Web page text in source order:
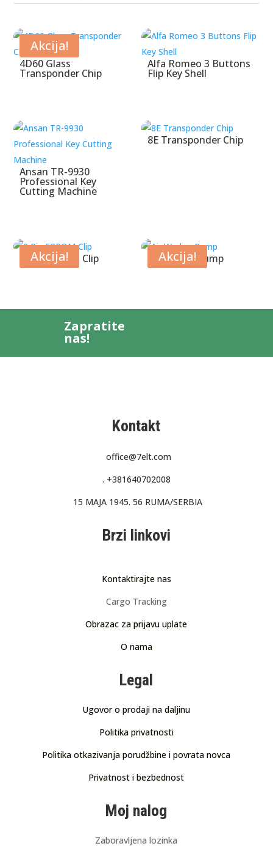
Povezani proizvodi
Akcija!
4D60 Glass
Transponder Chip
Alfa Romeo 3 Buttons
Flip Key Shell
Ansan TR-9930
Professional Key
Cutting Machine
8E Transponder Chip
Akcija!
8 Pin EPROM Clip Akcija!
Air Wedge Pump
Zapratite
nas!
Kontakt
office@7elt.com
. +381640702008
15 MAJA 1945. 56 RUMA/SERBIA
Brzi linkovi
Kontaktirajte nas
Cargo Tracking
Obrazac za prijavu uplate
O nama
Legal
Ugovor o prodaji na daljinu
Politika privatnosti
Politika otkazivanja porudžbine i povrata novca
Privatnost i bezbednost
Moj nalog
Zaboravljena lozinka